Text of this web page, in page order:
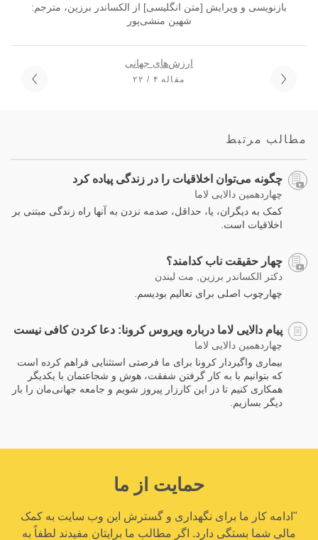
بازنویسی و ویرایش [متن انگلیسی] از الکساندر برزین، مترجم:
شهین منشی‌پور
ارزش‌های جهانی
مقاله ۴ / ۲۲
مطالب مرتبط
چگونه می‌توان اخلاقیات را در زندگی پیاده کرد
چهاردهمین دالایی لاما
کمک به دیگران، یا، حداقل، صدمه نزدن به آنها راه زندگی مبتنی بر
اخلاقیات است.
چهار حقیقت ناب کدامند؟
دکتر الکساندر برزین, مت لیندن
چهارچوب اصلی برای تعالیم بودیسم.
پیام دالایی لاما درباره ویروس کرونا: دعا کردن کافی نیست
چهاردهمین دالایی لاما
بیماری واگیردار کرونا برای ما فرصتی استثنایی فراهم کرده است
که بتوانیم با به کار گرفتن شفقت، هوش و شجاعتمان با یکدیگر
همکاری کنیم تا در این کارزار پیروز شویم و جامعه جهانی‌مان را بار
دیگر بسازیم.
حمایت از ما
"ادامه کار ما برای نگهداری و گسترش این وب سایت به کمک
مالی شما بستگی دارد. اگر مطالب ما برایتان مفیدند لطفاً به